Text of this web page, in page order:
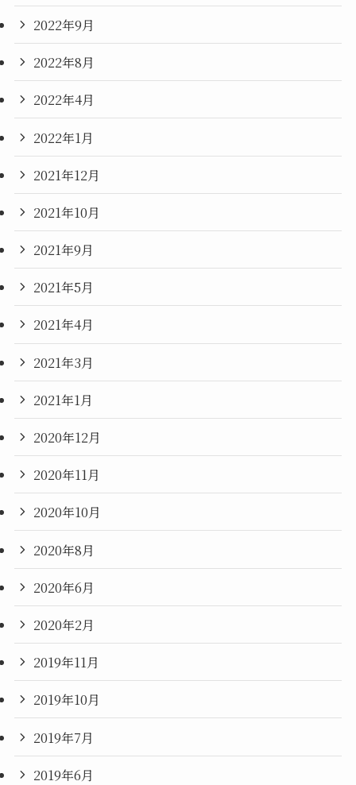
2022年9月
2022年8月
2022年4月
2022年1月
2021年12月
2021年10月
2021年9月
2021年5月
2021年4月
2021年3月
2021年1月
2020年12月
2020年11月
2020年10月
2020年8月
2020年6月
2020年2月
2019年11月
2019年10月
2019年7月
2019年6月